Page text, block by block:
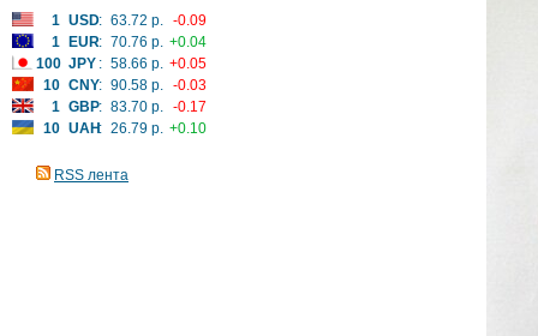
1 USD: 63.72 р. -0.09
1
EUR: 70.76 р. +0.04
100 JPY : 58.66 р. +0.05
10 CNY: 90.58 р. -0.03
1 GBP: 83.70 р. -0.17
10 UAH: 26.79 р. +0.10
RSS лента